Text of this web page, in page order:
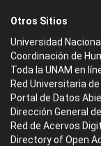
Otros Sitios
Universidad
Coordinación de
Toda la UNAM en
Red Universitaria
Portal de Datos
Dirección General
Red de Acervos
Directory of Open